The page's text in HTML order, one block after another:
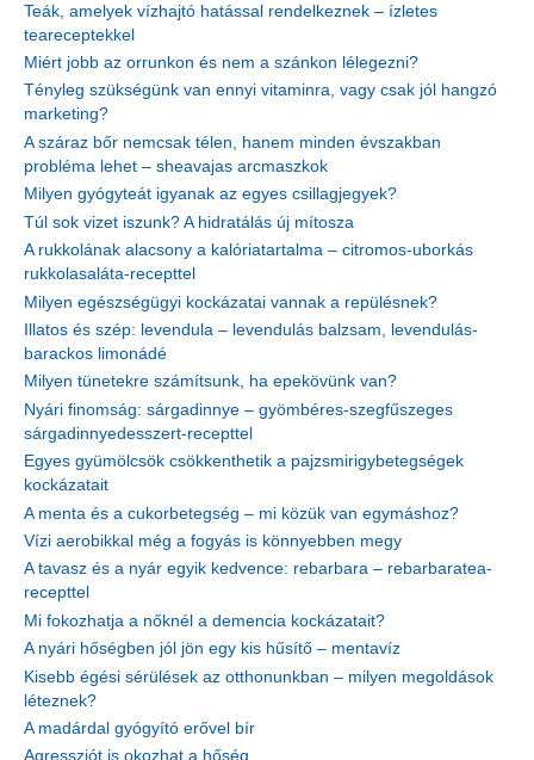
Teák, amelyek vízhajtó hatással rendelkeznek – ízletes
teareceptekkel
Miért jobb az orrunkon és nem a szánkon lélegezni?
Tényleg szükségünk van ennyi vitaminra, vagy csak jól hangzó
marketing?
A száraz bőr nemcsak télen, hanem minden évszakban
probléma lehet – sheavajas arcmaszkok
Milyen gyógyteát igyanak az egyes csillagjegyek?
Túl sok vizet iszunk? A hidratálás új mítosza
A rukkolának alacsony a kalóriatartalma – citromos-uborkás
rukkolasaláta-recepttel
Milyen egészségügyi kockázatai vannak a repülésnek?
Illatos és szép: levendula – levendulás balzsam, levendulás-
barackos limonádé
Milyen tünetekre számítsunk, ha epekövünk van?
Nyári finomság: sárgadinnye – gyömbéres-szegfűszeges
sárgadinnyedesszert-recepttel
Egyes gyümölcsök csökkenthetik a pajzsmirigybetegségek
kockázatait
A menta és a cukorbetegség – mi közük van egymáshoz?
Vízi aerobikkal még a fogyás is könnyebben megy
A tavasz és a nyár egyik kedvence: rebarbara – rebarbaratea-
recepttel
Mi fokozhatja a nőknél a demencia kockázatait?
A nyári hőségben jól jön egy kis hűsítő – mentavíz
Kisebb égési sérülések az otthonunkban – milyen megoldások
léteznek?
A madárdal gyógyító erővel bír
Agressziót is okozhat a hőség